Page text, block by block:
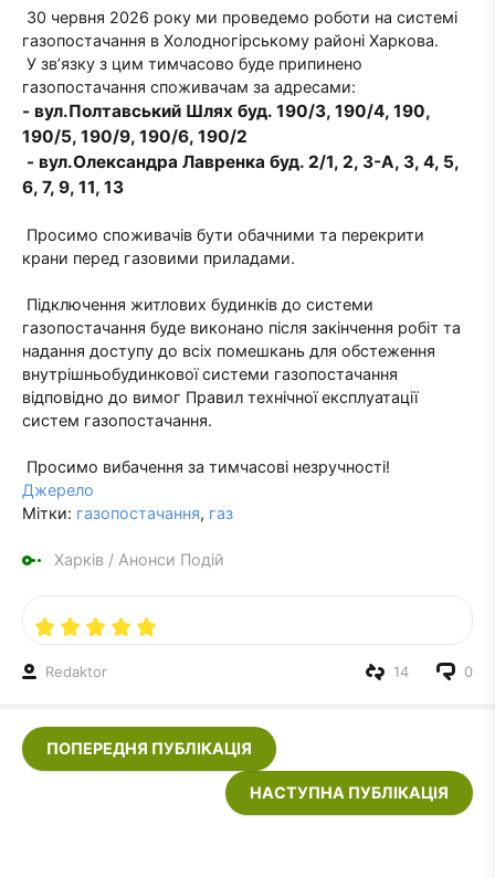
30 червня 2026 року ми проведемо роботи на системі
газопостачання в Холодногірському районі Харкова.
У зв’язку з цим тимчасово буде припинено
газопостачання споживачам за адресами:
- вул.Полтавський Шлях буд. 190/3, 190/4, 190,
190/5, 190/9, 190/6, 190/2
- вул.Олександра Лавренка буд. 2/1, 2, 3-А, 3, 4, 5,
6, 7, 9, 11, 13
Просимо споживачів бути обачними та перекрити
крани перед газовими приладами.
Підключення житлових будинків до системи
газопостачання буде виконано після закінчення робіт та
надання доступу до всіх помешкань для обстеження
внутрішньобудинкової системи газопостачання
відповідно до вимог Правил технічної експлуатації
систем газопостачання.
Просимо вибачення за тимчасові незручності!
Джерело
Мітки: газопостачання, газ
Харків / Анонси Подій
Redaktor 0
14
ПОПЕРЕДНЯ ПУБЛІКАЦІЯ
НАСТУПНА ПУБЛІКАЦІЯ